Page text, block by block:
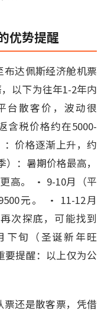
优势提醒
达佩斯经济舱机票
以下为往年1-2年内
台散客价，波动很
含税价格约在5000-
价格逐渐上升，约
：暑期价格最高，
高。 • 9-10月（平
元。 • 11-12月
次探底，可能找到
下旬（圣诞新年旺
要提醒：以上仅为公
还是散客票，凭借